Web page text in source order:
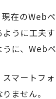
現在のWeb
ように工夫
うに、Web
スマートフ
ません。